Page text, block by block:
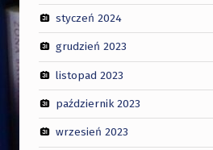
styczeń 2024
grudzień 2023
listopad 2023
październik 2023
wrzesień 2023